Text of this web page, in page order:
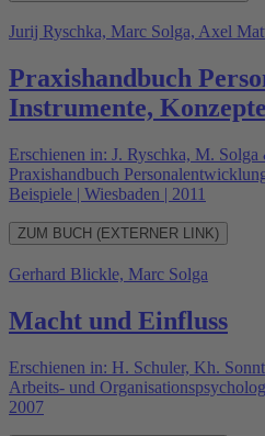
Jurij Ryschka, Marc Solga, Axel
Praxishandbuch
Instrumente,
Erschienen in: J. Ryschka, M.
Praxishandbuch
Beispiele | Wiesbaden | 2011
ZUM BUCH (EXTERNER LINK)
Gerhard Blickle, Marc Solga
Macht und Einfluss
Erschienen in: H. Schuler, Kh.
Arbeits- und
2007